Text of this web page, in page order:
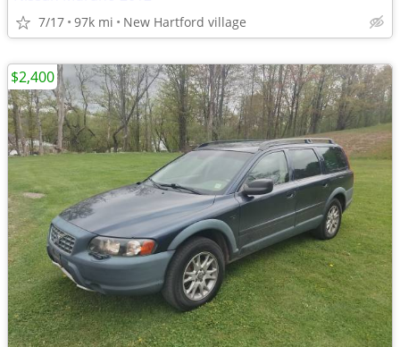
7/17 97k mi New Hartford village
$2,400